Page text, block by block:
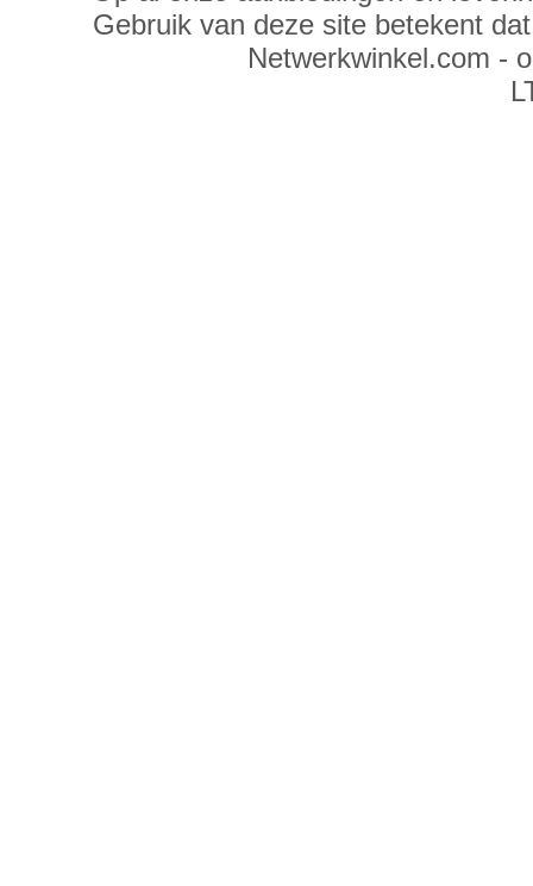
Gebruik van deze site betekent
Netwerkwinkel.com -